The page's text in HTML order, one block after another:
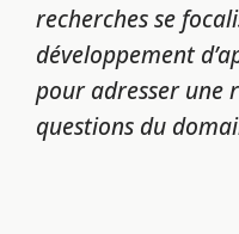
recherches se
développement
pour adresser une
questions du